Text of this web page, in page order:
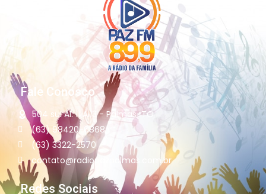
Fale Conosco
504 sul Al. 11 Ai13 - Palmas-TO
(63) 98420-6868
(63) 3322-2570
contato@radiopazpalmas.com.br
Redes Sociais